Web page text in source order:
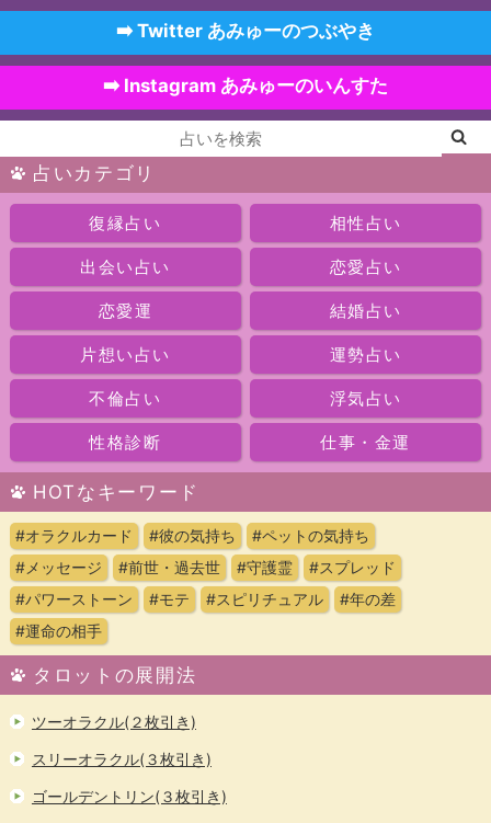
➡️ Twitter あみゅーのつぶやき
➡️ Instagram あみゅーのいんすた
占いカテゴリ
復縁占い 相性占い
出会い占い 恋愛占い
恋愛運 結婚占い
片想い占い 運勢占い
不倫占い 浮気占い
性格診断 仕事・金運
HOTなキーワード
#オラクルカード #彼の気持ち
#ペットの気持ち
#メッセージ
#前世・過去世 #守護霊
#スプレッド
#パワーストーン
#モテ #スピリチュアル
#年の差
#運命の相手
タロットの展開法
ツーオラクル(２枚引き)
スリーオラクル(３枚引き)
ゴールデントリン(３枚引き)